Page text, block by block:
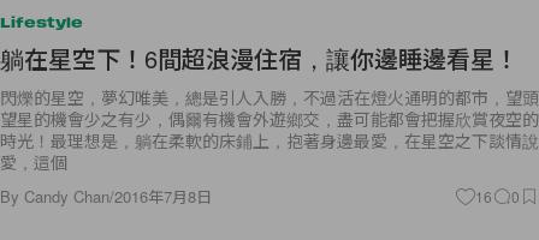
Lifestyle
躺在星空下！6間超浪漫住宿，讓你邊睡邊看星！
閃爍的星空，夢幻唯美，總是引人入勝，不過活在燈火通明的都市，望頭
望星的機會少之有少，偶爾有機會外遊鄉交，盡可能都會把握欣賞夜空的
時光！最理想是，躺在柔軟的床鋪上，抱著身邊最愛，在星空之下談情說
愛，這個
By Candy Chan/2016年7月8日 16 0